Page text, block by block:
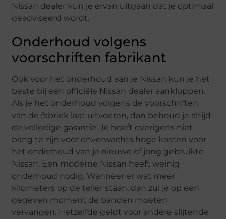
Nissan dealer kun je ervan uitgaan dat je optimaal
geadviseerd wordt.
Onderhoud volgens
voorschriften fabrikant
Ook voor het onderhoud aan je Nissan kun je het
beste bij een officiële Nissan dealer aankloppen.
Als je het onderhoud volgens de voorschriften
van de fabriek laat uitvoeren, dan behoud je altijd
de volledige garantie. Je hoeft overigens niet
bang te zijn voor onverwachts hoge kosten voor
het onderhoud van je nieuwe of jong gebruikte
Nissan. Een moderne Nissan heeft weinig
onderhoud nodig. Wanneer er wat meer
kilometers op de teller staan, dan zul je op een
gegeven moment de banden moeten
vervangen. Hetzelfde geldt voor andere slijtende